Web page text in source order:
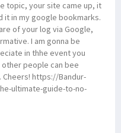
topic, your site came up, it
in my google bookmarks.
of your log via Google,
I am gonna be
in thhe event you
people can bee
https://Bandur-
ultimate-guide-to-no-